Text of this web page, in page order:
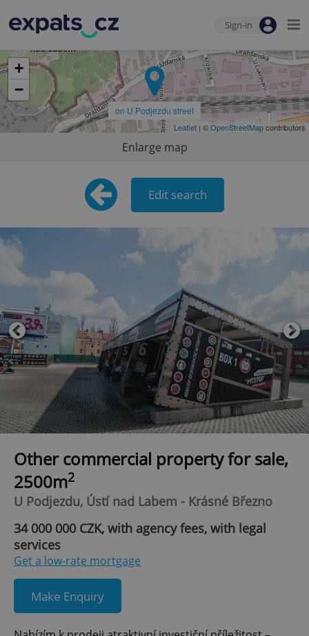
Sign-in
on U Podjezdu street
+
−
Leaflet | ©OpenStreetMapcontributors
Enlarge map
Edit search
Other commercial property for sale,
2500m2
U Podjezdu, Ústí nad Labem - Krásné Březno
34 000 000 CZK, with agency fees, with legal
services
Get a low-rate mortgage
Make Enquiry